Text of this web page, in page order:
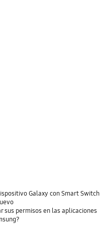
Galaxy con Smart Switch
sus permisos en las aplicaciones